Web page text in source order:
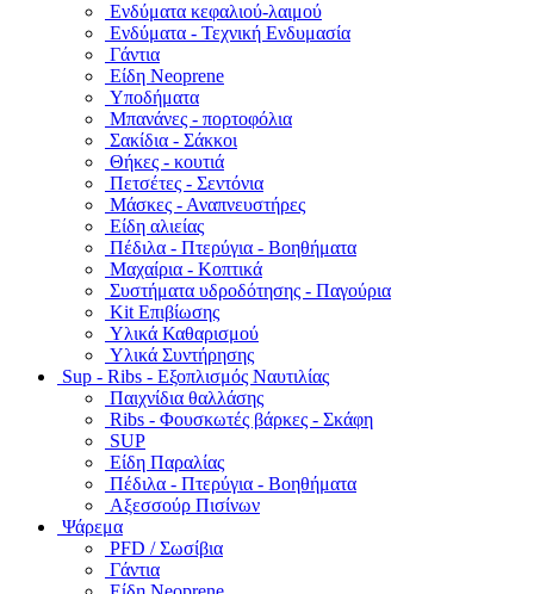
Ενδύματα κεφαλιού-λαιμού
Ενδύματα - Τεχνική Ενδυμασία
Γάντια
Είδη Neoprene
Υποδήματα
Μπανάνες - πορτοφόλια
Σακίδια - Σάκκοι
Θήκες - κουτιά
Πετσέτες - Σεντόνια
Μάσκες - Αναπνευστήρες
Είδη αλιείας
Πέδιλα - Πτερύγια - Βοηθήματα
Μαχαίρια - Κοπτικά
Συστήματα υδροδότησης - Παγούρια
Kit Επιβίωσης
Υλικά Καθαρισμού
Υλικά Συντήρησης
Sup - Ribs - Εξοπλισμός Ναυτιλίας
Παιχνίδια θαλλάσης
Ribs - Φουσκωτές βάρκες - Σκάφη
SUP
Είδη Παραλίας
Πέδιλα - Πτερύγια - Βοηθήματα
Αξεσσούρ Πισίνων
Ψάρεμα
PFD / Σωσίβια
Γάντια